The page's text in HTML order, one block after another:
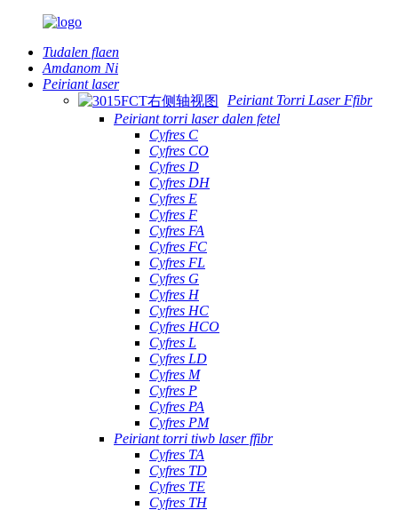
Tudalen flaen
Amdanom Ni
Peiriant laser
Peiriant Torri Laser Ffibr
Peiriant torri laser dalen fetel
Cyfres C
Cyfres CO
Cyfres D
Cyfres DH
Cyfres E
Cyfres F
Cyfres FA
Cyfres FC
Cyfres FL
Cyfres G
Cyfres H
Cyfres HC
Cyfres HCO
Cyfres L
Cyfres LD
Cyfres M
Cyfres P
Cyfres PA
Cyfres PM
Peiriant torri tiwb laser ffibr
Cyfres TA
Cyfres TD
Cyfres TE
Cyfres TH